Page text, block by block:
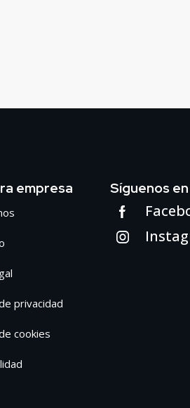
empresa
privacidad
cookies
Síguenos